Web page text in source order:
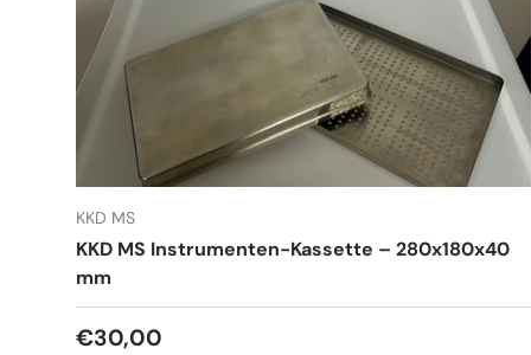
KKD MS
KKD MS Instrumenten-Kassette – 280x180x40
mm
Normaler Preis
€30,00